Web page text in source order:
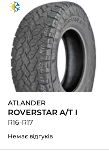
ATLANDER
ROVERSTAR A/T I
R16-R17
Немає відгуків